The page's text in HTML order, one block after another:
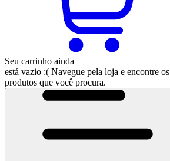
Seu carrinho ainda
está vazio :( Navegue pela loja e encontre os
produtos que você procura.